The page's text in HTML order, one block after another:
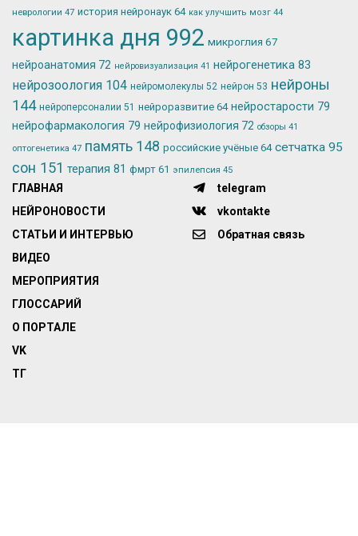
неврологии 47 история нейронаук 64 как улучшить мозг 44
картинка дня 992 микроглия 67
нейроанатомия 72 нейровизуализация 41 нейрогенетика 83
нейрозоология 104 нейромолекулы 52 нейрон 53 нейроны
144 нейроперсоналии 51 нейроразвитие 64 нейростарости 79
нейрофармакология 79 нейрофизиология 72 обзоры 41
оптогенетика 47 память 148 российские учёные 64 сетчатка 95
сон 151 терапия 81 фмрт 61 эпилепсия 45
ГЛАВНАЯ
НЕЙРОНОВОСТИ
СТАТЬИ И ИНТЕРВЬЮ
ВИДЕО
МЕРОПРИЯТИЯ
ГЛОССАРИЙ
О ПОРТАЛЕ
VK
ТГ
telegram
vkontakte
Обратная связь